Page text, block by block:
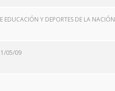
EDUCACIÓN Y DEPORTES DE LA NACIÓN
05/09